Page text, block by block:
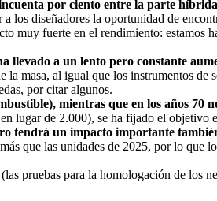
por ciento entre la parte
los diseñadores la oportunidad de
muy fuerte en el rendimiento: estamos
llevado a un lento pero constante
al igual que los instrumentos de
por citar algunos.
mientras que en los años 70
lugar de 2.000), se ha fijado el
tendrá un impacto importante
que las unidades de 2025, por lo que
pruebas para la homologación de